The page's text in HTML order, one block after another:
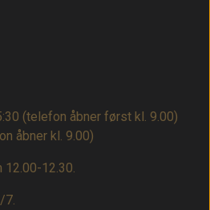
(telefon åbner først kl. 9.00)
åbner kl. 9.00)
12.30.
7.